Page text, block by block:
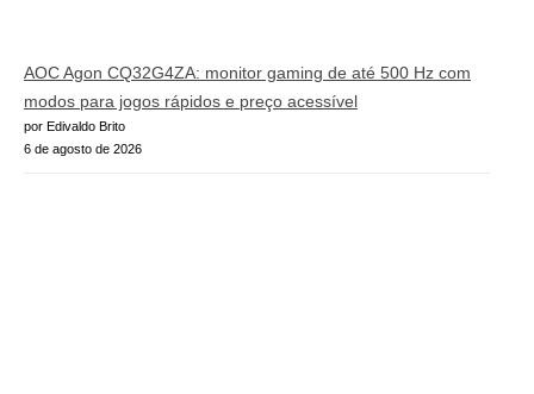
AOC Agon CQ32G4ZA: monitor gaming de até 500 Hz com
modos para jogos rápidos e preço acessível
por Edivaldo Brito
6 de agosto de 2026